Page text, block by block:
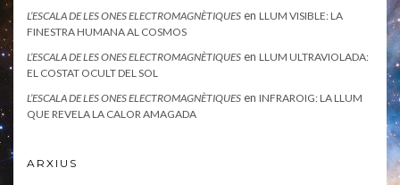
L’ESCALA DE LES ONES ELECTROMAGNÈTIQUES en LLUM VISIBLE: LA
FINESTRA HUMANA AL COSMOS
L’ESCALA DE LES ONES ELECTROMAGNÈTIQUES en LLUM ULTRAVIOLADA:
EL COSTAT OCULT DEL SOL
L’ESCALA DE LES ONES ELECTROMAGNÈTIQUES en INFRAROIG: LA LLUM
QUE REVELA LA CALOR AMAGADA
ARXIUS